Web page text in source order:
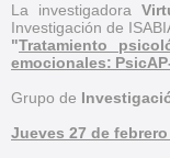
La investigadora
Investigación de
"Tratamiento
emocionales:
Grupo de
Jueves 27 de